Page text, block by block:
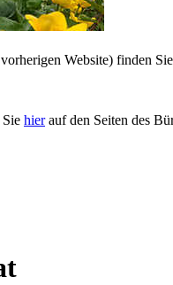
Website) finden Sie
hierauf den Seiten des